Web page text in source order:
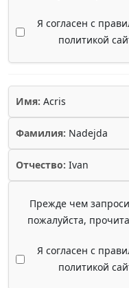
Я согласен с
политикой
Имя: Acris
Фамилия: Nadejda
Отчество: Ivan
Прежде чем
пожалуйста,
Я согласен с
политикой